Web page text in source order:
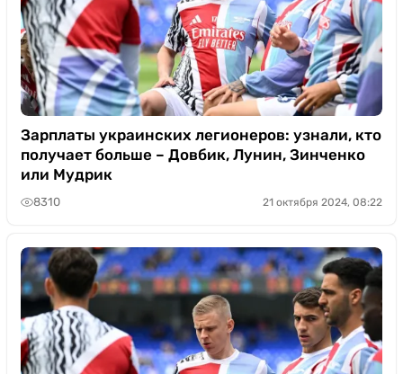
Зарплаты украинских легионеров: узнали, кто
получает больше – Довбик, Лунин, Зинченко
или Мудрик
8310 21 октября 2024, 08:22